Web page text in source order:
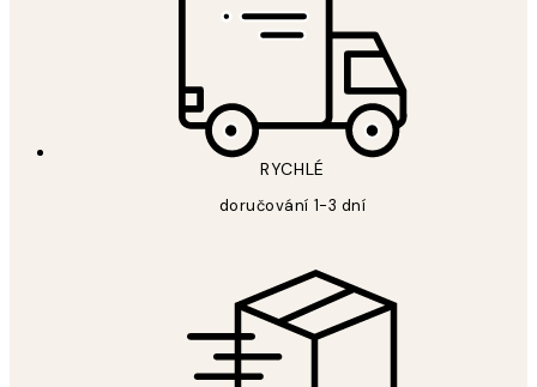
RYCHLÉ
doručování 1-3 dní